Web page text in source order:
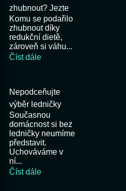
zhubnout? Jezte
Komu se podařilo
zhubnout díky
redukční dietě,
zároveň si váhu...
Číst dále
Nepodceňujte
výběr ledničky
Současnou
domácnost si bez
ledničky neumíme
představit.
Uchováváme v
ní...
Číst dále